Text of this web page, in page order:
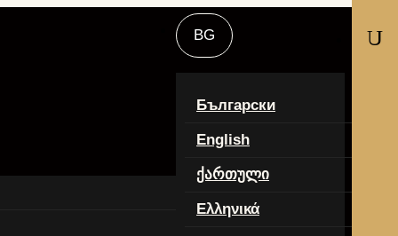
Български
English
ქართული
Ελληνικά
U